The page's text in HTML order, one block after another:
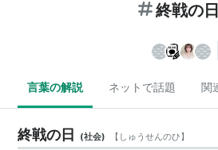
終戦の日
言葉の解説 ネットで話題 関
終戦の日 (社会) 【 しゅうせんのひ】